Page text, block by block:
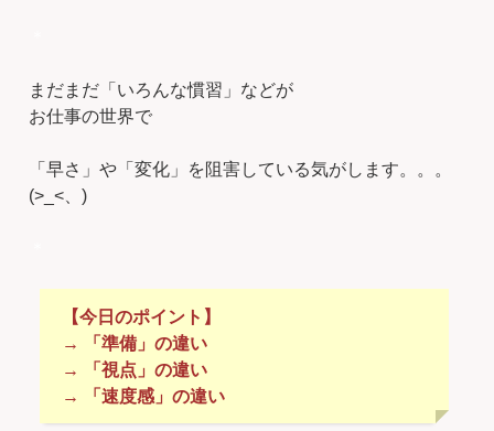
まだまだ「いろんな慣習」などが
お仕事の世界で
「早さ」や「変化」を阻害している気がします。。。
(>_<、)
【今日のポイント】
→ 「準備」の違い
→ 「視点」の違い
→ 「速度感」の違い